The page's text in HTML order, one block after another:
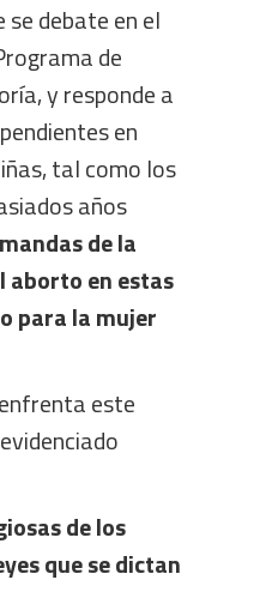
debate en el
de
y responde a
en
tal como los
años
de la
aborto en estas
para la mujer
este
de los
que se dictan